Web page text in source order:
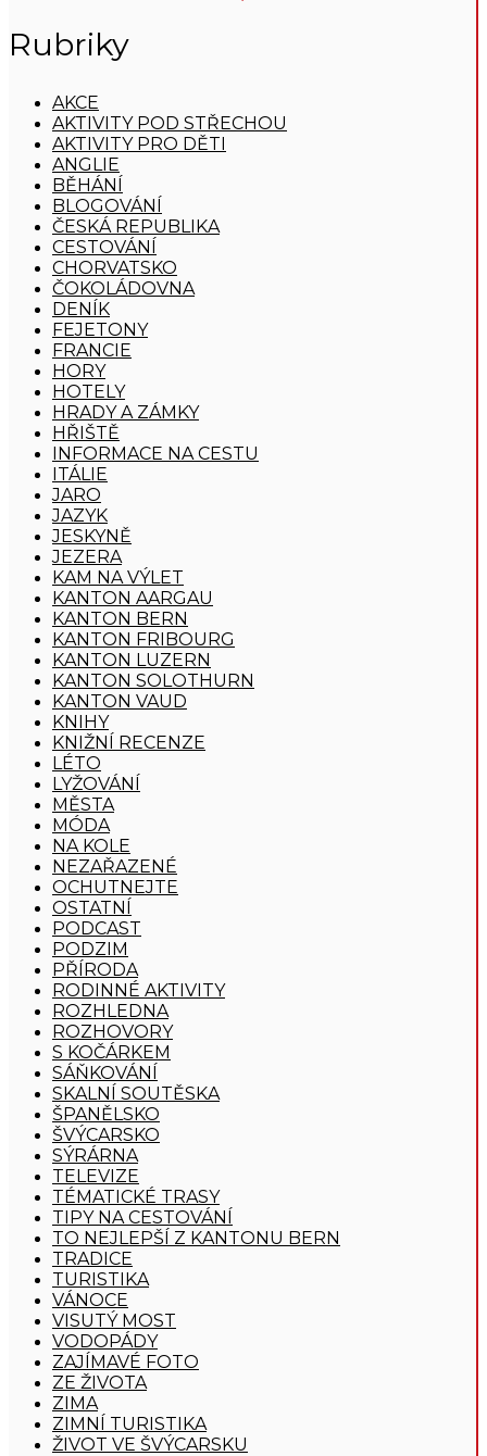
Rubriky
AKCE
AKTIVITY POD STŘECHOU
AKTIVITY PRO DĚTI
ANGLIE
BĚHÁNÍ
BLOGOVÁNÍ
ČESKÁ REPUBLIKA
CESTOVÁNÍ
CHORVATSKO
ČOKOLÁDOVNA
DENÍK
FEJETONY
FRANCIE
HORY
HOTELY
HRADY A ZÁMKY
HŘIŠTĚ
INFORMACE NA CESTU
ITÁLIE
JARO
JAZYK
JESKYNĚ
JEZERA
KAM NA VÝLET
KANTON AARGAU
KANTON BERN
KANTON FRIBOURG
KANTON LUZERN
KANTON SOLOTHURN
KANTON VAUD
KNIHY
KNIŽNÍ RECENZE
LÉTO
LYŽOVÁNÍ
MĚSTA
MÓDA
NA KOLE
NEZAŘAZENÉ
OCHUTNEJTE
OSTATNÍ
PODCAST
PODZIM
PŘÍRODA
RODINNÉ AKTIVITY
ROZHLEDNA
ROZHOVORY
S KOČÁRKEM
SÁŇKOVÁNÍ
SKALNÍ SOUTĚSKA
ŠPANĚLSKO
ŠVÝCARSKO
SÝRÁRNA
TELEVIZE
TÉMATICKÉ TRASY
TIPY NA CESTOVÁNÍ
TO NEJLEPŠÍ Z KANTONU BERN
TRADICE
TURISTIKA
VÁNOCE
VISUTÝ MOST
VODOPÁDY
ZAJÍMAVÉ FOTO
ZE ŽIVOTA
ZIMA
ZIMNÍ TURISTIKA
ŽIVOT VE ŠVÝCARSKU